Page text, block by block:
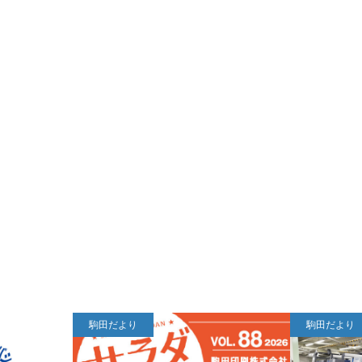
駒田だより 駒田だより